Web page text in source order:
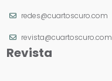
redes@cuartoscuro.com
revista@cuartoscuro.com
Revista